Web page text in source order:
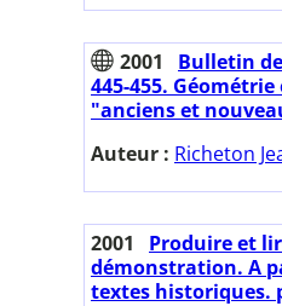
2001
Bulletin de
445-455. Géométrie
"anciens et
Auteur : Richeton
2001
Produire et
démonstration. A
textes historiques.